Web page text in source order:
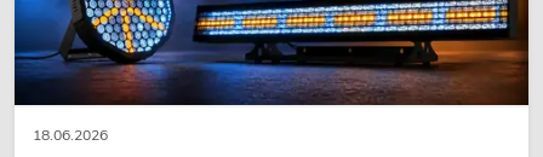
18.06.2026